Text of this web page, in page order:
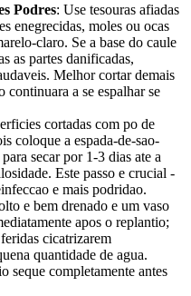
Podres: Use tesouras afiadas
enegrecidas, moles ou ocas
claro. Se a base do caule
as partes danificadas,
Melhor cortar demais
a se espalhar se
cortadas com po de
coloque a espada-de-sao-
secar por 1-3 dias ate a
Este passo e crucial -
e mais podridao.
e bem drenado e um vaso
apos o replantio;
cicatrizarem
quantidade de agua.
seque completamente antes